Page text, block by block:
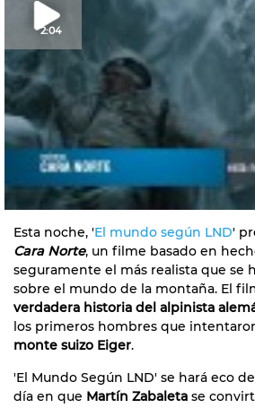
2:04
Esta noche, 'El mundo según LND'
Cara Norte, un filme basado en
seguramente el más realista que se
sobre el mundo de la montaña. El
verdadera historia del alpinista
los primeros hombres que
monte suizo Eiger.
'El Mundo Según LND' se hará eco
día en que Martín Zabaleta se